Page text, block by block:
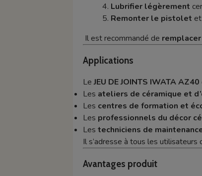
Lubrifier légèrement
Remonter le pistolet
Il est recommandé de
Applications
LeJEU DE JOINTS IWATA AZ40
Les ateliers de céramique et
Les centres de formation et
Les professionnels du décor
Les techniciens de
Il s’adresse à tous les utilisateurs
Avantages produit